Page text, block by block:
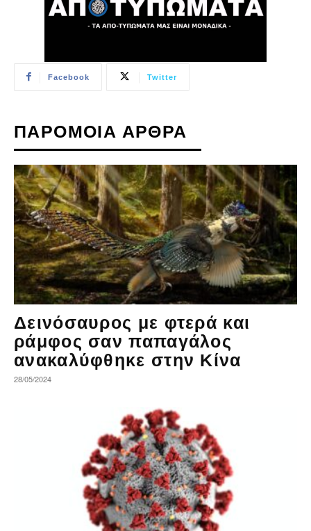
Facebook Twitter
ΠΑΡΟΜΟΙΑ ΑΡΘΡΑ
Δεινόσαυρος με φτερά και
ράμφος σαν παπαγάλος
ανακαλύφθηκε στην Κίνα
28/05/2024